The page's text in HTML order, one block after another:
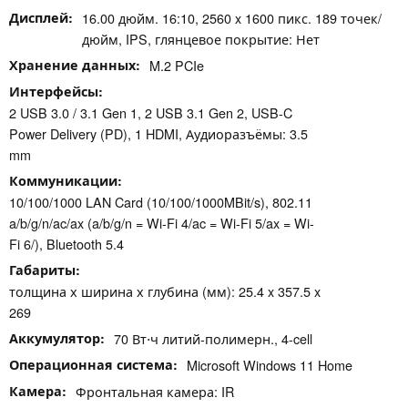
Дисплей
16.00 дюйм. 16:10, 2560 x 1600 пикс. 189 точек/
дюйм, IPS, глянцевое покрытие: Нет
Хранение данных M.2 PCIe
Интерфейсы
2 USB 3.0 / 3.1 Gen 1, 2 USB 3.1 Gen 2, USB-C
Power Delivery (PD), 1 HDMI, Аудиоразъёмы: 3.5
mm
Коммуникации
10/100/1000 LAN Card (10/100/1000MBit/s), 802.11
a/b/g/n/ac/ax (a/b/g/n = Wi-Fi 4/ac = Wi-Fi 5/ax = Wi-
Fi 6/), Bluetooth 5.4
Габариты
толщина х ширина х глубина (мм): 25.4 x 357.5 x
269
Аккумулятор 70 Вт⋅ч литий-полимерн., 4-cell
Операционная система Microsoft Windows 11 Home
Камера
Фронтальная камера: IR